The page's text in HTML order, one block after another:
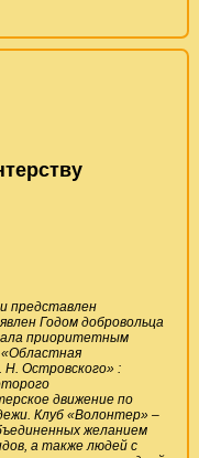
представлен
Годом добровольца
приоритетным
Н. Островского» :
движение по
Клуб «Волонтер» –
желанием
а также людей с